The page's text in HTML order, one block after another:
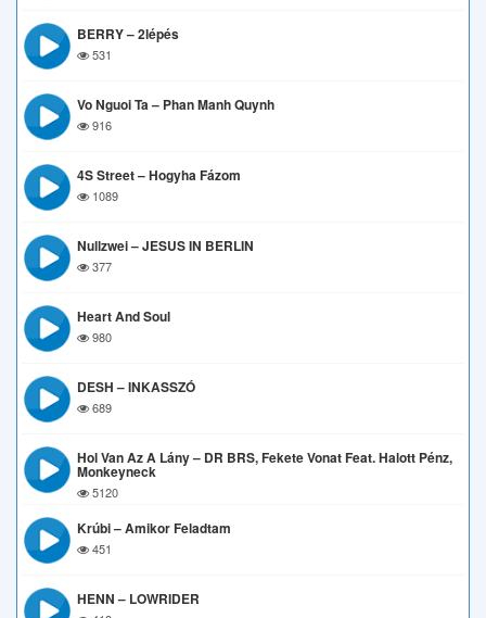
BERRY – 2lépés
531
Vo Nguoi Ta – Phan Manh Quynh
916
4S Street – Hogyha Fázom
1089
Nullzwei – JESUS IN BERLIN
377
Heart And Soul
980
DESH – INKASSZÓ
689
Hol Van Az A Lány – DR BRS, Fekete Vonat Feat. Halott Pénz,
Monkeyneck
5120
Krúbi – Amikor Feladtam
451
HENN – LOWRIDER